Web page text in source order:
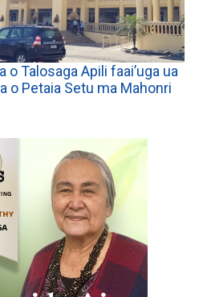
o Talosaga Apili faai’uga ua
o Petaia Setu ma Mahonri